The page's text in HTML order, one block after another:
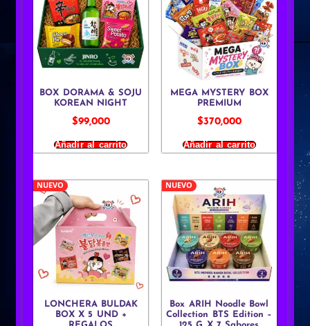
BOX DORAMA & SOJU
KOREAN NIGHT
$99,000
Añadir al carrito
MEGA MYSTERY BOX
PREMIUM
$370,000
Añadir al carrito
NUEVO
LONCHERA BULDAK
BOX X 5 UND +
NUEVO
Box ARIH Noodle Bowl
Collection BTS Edition –